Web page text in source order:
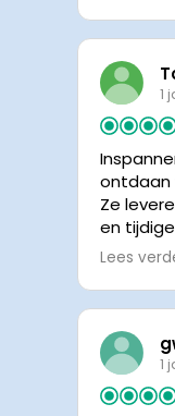
was het
tot de
1
ontdaan
Ze
en
van
Lees
1